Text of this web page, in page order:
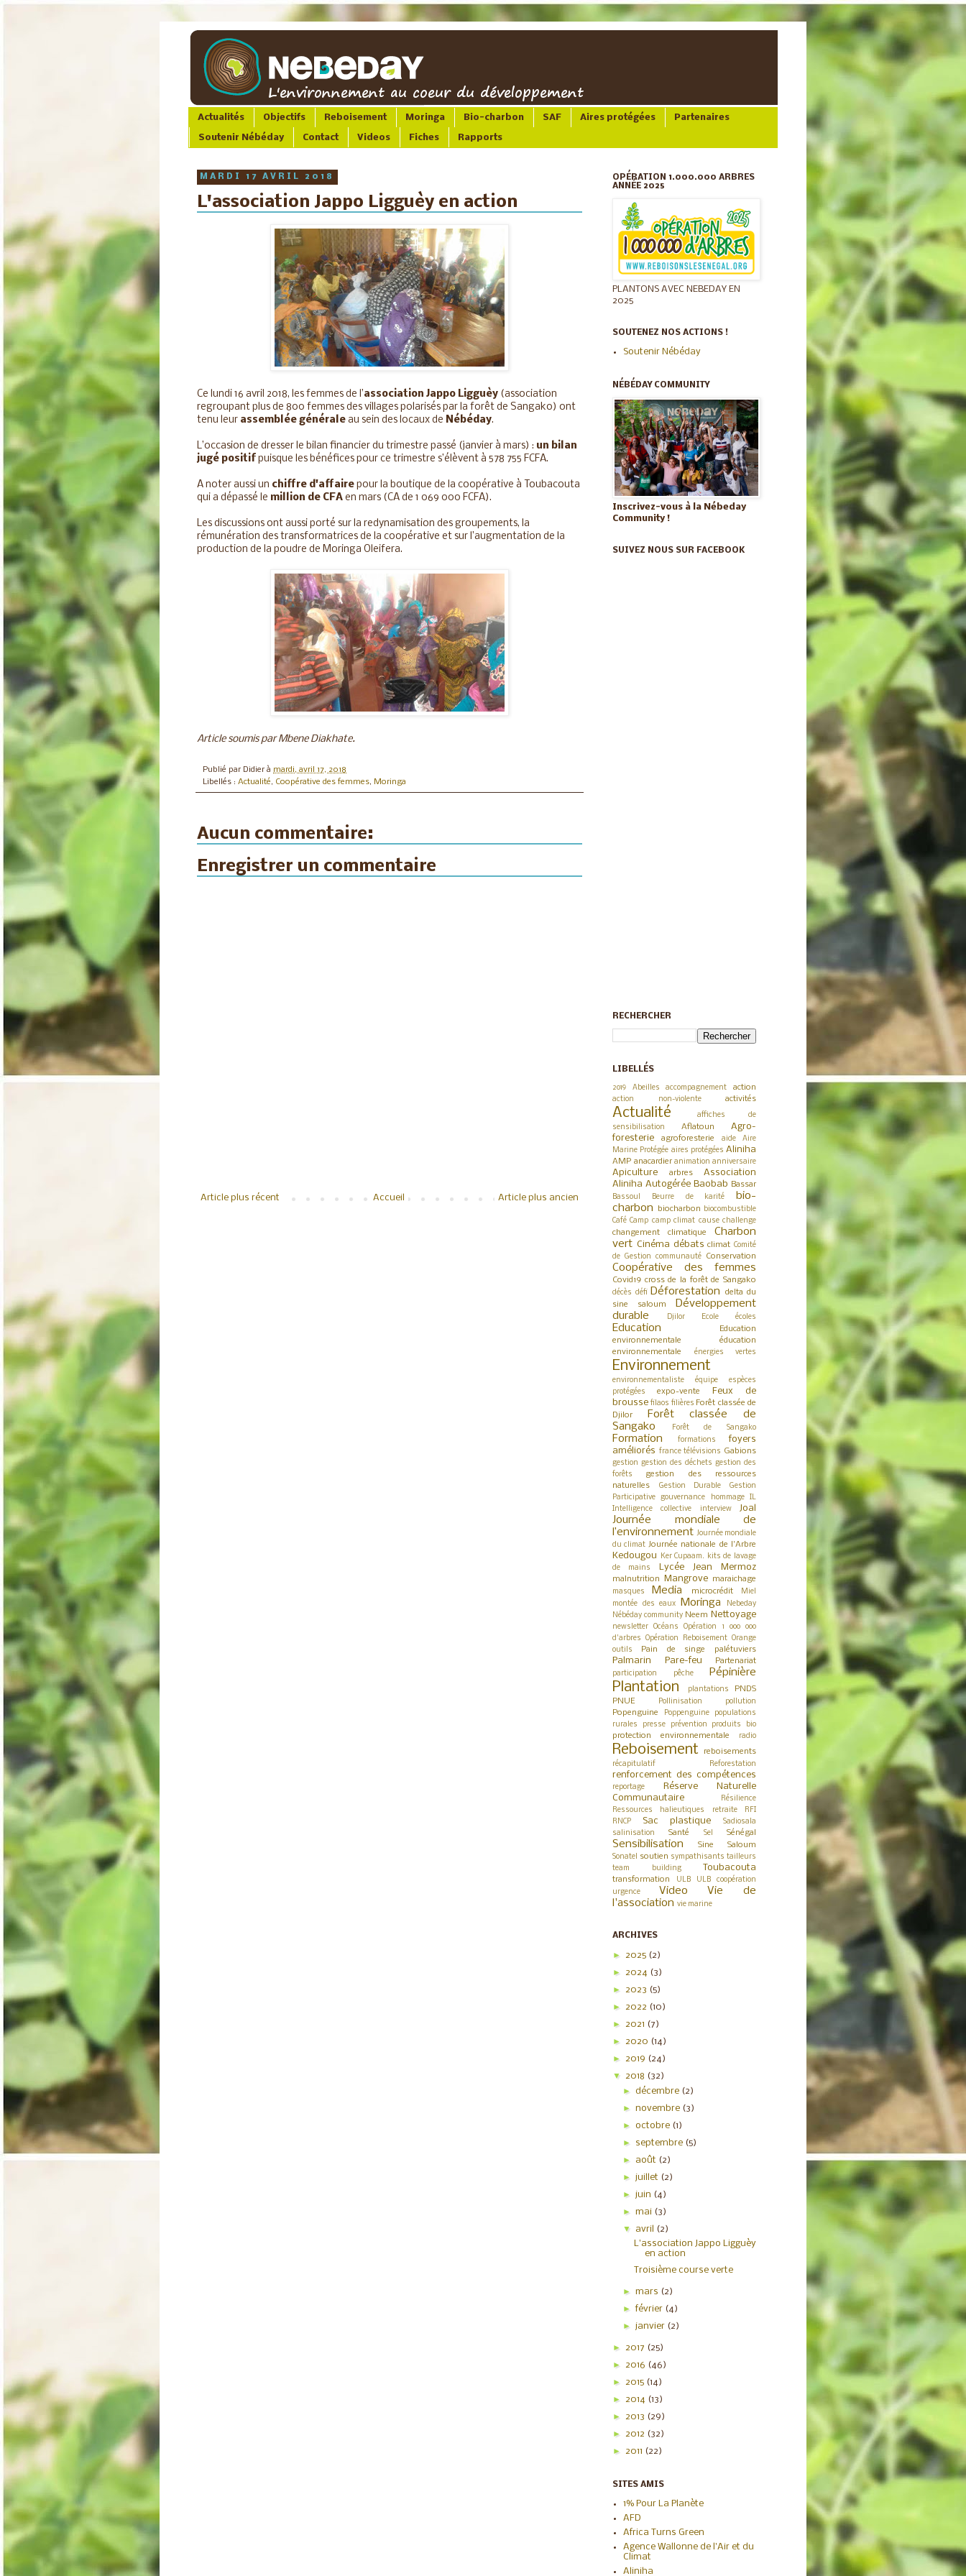
Actualités Objectifs Reboisement Moringa Bio-charbon SAF Aires protégées Partenaires
Soutenir Nébéday Contact Videos Fiches Rapports
MARDI 17 AVRIL 2018
L'association Jappo Ligguèy en action
Ce lundi 16 avril 2018, les femmes de l’association Jappo Ligguèy (association
regroupant plus de 800 femmes des villages polarisés par la forêt de Sangako) ont
tenu leur assemblée générale au sein des locaux de Nébéday.
L’occasion de dresser le bilan financier du trimestre passé (janvier à mars) : un bilan
jugé positif puisque les bénéfices pour ce trimestre s’élèvent à 578 755 FCFA.
A noter aussi un chiffre d'affaire pour la boutique de la coopérative à Toubacouta
qui a dépassé le million de CFA en mars (CA de 1 069 000 FCFA).
Les discussions ont aussi porté sur la redynamisation des groupements, la
rémunération des transformatrices de la coopérative et sur l’augmentation de la
production de la poudre de Moringa Oleifera.
Article soumis par Mbene Diakhate.
Publié par Didier à mardi, avril 17, 2018
Libellés : Actualité, Coopérative des femmes, Moringa
Aucun commentaire:
Enregistrer un commentaire
Article plus récent Article plus ancien
Accueil
OPÉRATION 1.000.000 ARBRES
ANNÉE 2025
PLANTONS AVEC NEBEDAY EN
2025
SOUTENEZ NOS ACTIONS !
Soutenir Nébéday
NÉBÉDAY COMMUNITY
Inscrivez-vous à la Nébeday
Community !
SUIVEZ NOUS SUR FACEBOOK
RECHERCHER
LIBELLÉS
2019 Abeilles accompagnement action
action non-violente activités
Actualité
affiches de
sensibilisation
Aflatoun
Agro-
foresterie
agroforesterie aide
Aire
Marine Protégée aires protégées Aliniha
AMP anacardier animation anniversaire
Apiculture arbres
Association
Aliniha Autogérée Baobab Bassar
Bassoul Beurre de karité
bio-
charbon
biocharbon biocombustible
Café Camp camp climat cause challenge
changement climatique
Charbon
vert Cinéma débats climat Comité
de Gestion
communauté Conservation
Coopérative des femmes
Covid19 cross de la forêt de Sangako
décès défi Déforestation
delta du
sine saloum
Développement
durable
Djilor Ecole écoles
Education
Education
environnementale
éducation
environnementale
énergies vertes
Environnement
environnementaliste équipe
espèces
protégées
expo-vente
Feux de
brousse filaos filières Forêt classée de
Djilor
Forêt classée de
Sangako
Forêt de Sangako
Formation formations
foyers
améliorés france télévisions Gabions
gestion gestion des déchets gestion des
forêts
gestion des ressources
naturelles
Gestion Durable
Gestion
Participative
gouvernance hommage
IL
Intelligence collective
interview Joal
Journée mondiale de
l’environnement Journée mondiale
du climat Journée nationale de l'Arbre
Kedougou Ker Cupaam.
kits de lavage
de mains
Lycée Jean Mermoz
malnutrition Mangrove maraichage
masques Media microcrédit
Miel
montée des eaux
Moringa
Nebeday
Nébéday community Neem Nettoyage
newsletter Océans
Opération 1 000 000
d'arbres
Opération Reboisement Orange
outils
Pain de singe palétuviers
Palmarin Pare-feu Partenariat
participation pêche Pépinière
Plantation plantations
PNDS
PNUE
Pollinisation pollution
Popenguine Poppenguine
populations
rurales
presse prévention produits bio
protection environnementale radio
Reboisement reboisements
récapitulatif Reforestation
renforcement des compétences
reportage
Réserve Naturelle
Communautaire
Résilience
Ressources halieutiques
retraite
RFI
RNCP
Sac plastique
Sadiosala
salinisation
Santé Sel Sénégal
Sensibilisation Sine Saloum
Sonatel soutien sympathisants tailleurs
team building
Toubacouta
transformation ULB
ULB coopération
urgence
Video
Vie de
l'association vie marine
ARCHIVES
► 2025 (2)
► 2024 (3)
► 2023 (5)
► 2022 (10)
► 2021 (7)
► 2020 (14)
► 2019 (24)
▼ 2018 (32)
► décembre (2)
►novembre (3)
►octobre (1)
► septembre (5)
► août (2)
►juillet (2)
►juin (4)
►mai (3)
▼ avril
(2)
L'association Jappo Ligguèy
en action
Troisième course verte
►mars (2)
►février (4)
►janvier (2)
► 2017 (25)
► 2016 (46)
► 2015 (14)
► 2014 (13)
► 2013 (29)
► 2012 (32)
► 2011 (22)
SITES AMIS
1% Pour La Planète
AFD
Africa Turns Green
Agence Wallonne de l'Air et du
Climat
Aliniha